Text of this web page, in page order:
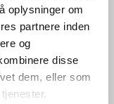
oplysninger om
partnere inden
og
disse
dem, eller som